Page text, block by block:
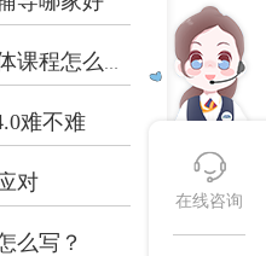
多伦多大学艺术管理和媒体课程怎么预习...
难不难
对
么写？
在线咨询